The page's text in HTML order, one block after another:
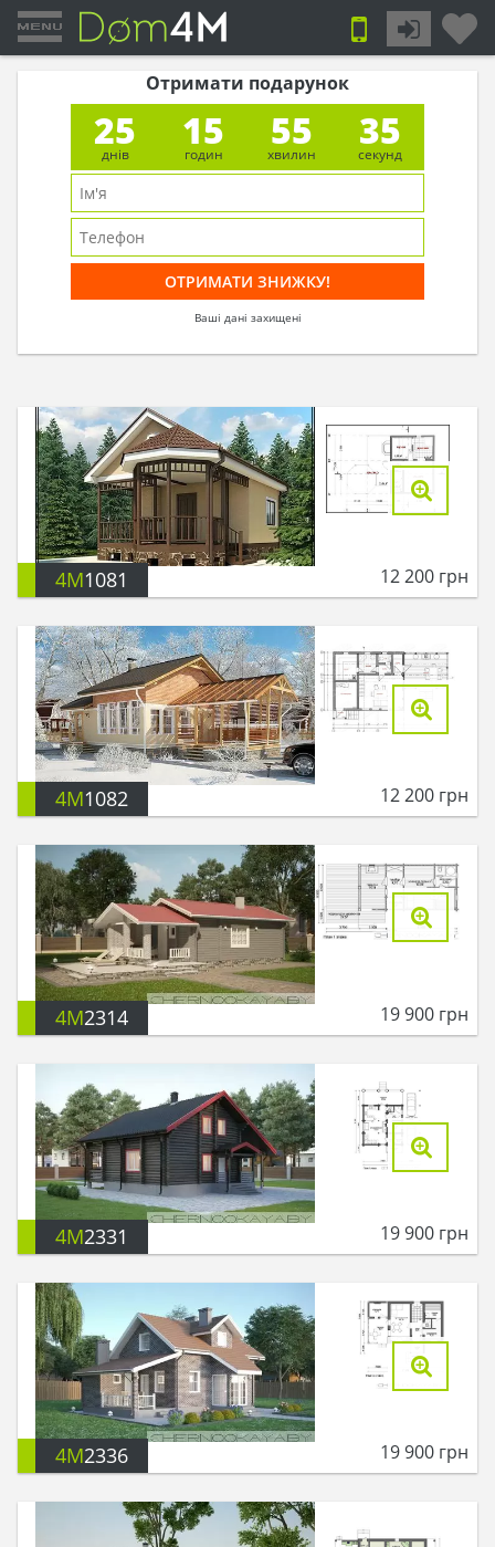
Отримати подарунок
25
днів
15
годин
55
хвилин
35
секунд
Ваші дані захищені
4M1081 12 200 грн
4M1082 12 200 грн
4M2314 19 900 грн
4M2331 19 900 грн
4M2336 19 900 грн